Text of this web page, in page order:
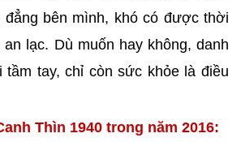
đẳng bên mình, khó có được thời
lạc. Dù muốn hay không, danh
tầm tay, chỉ còn sức khỏe là điều
Thìn 1940 trong năm 2016: